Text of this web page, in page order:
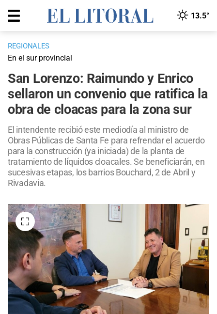
13.5°
REGIONALES
En el sur provincial
San Lorenzo: Raimundo y Enrico
sellaron un convenio que ratifica la
obra de cloacas para la zona sur
El intendente recibió este mediodía al ministro de
Obras Públicas de Santa Fe para refrendar el acuerdo
para la construcción (ya iniciada) de la planta de
tratamiento de líquidos cloacales. Se beneficiarán, en
sucesivas etapas, los barrios Bouchard, 2 de Abril y
Rivadavia.